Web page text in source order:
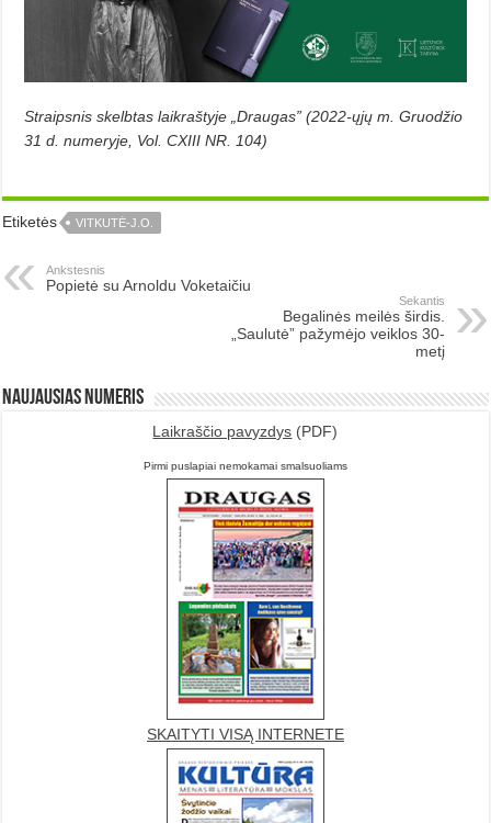
Straipsnis skelbtas laikraštyje „Draugas” (2022-ųjų m. Gruodžio
31 d. numeryje, Vol. CXIII NR. 104)
Etiketės VITKUTĖ-J.O.
Ankstesnis
Popietė su Arnoldu Voketaičiu
Sekantis
Begalinės meilės širdis.
„Saulutė” pažymėjo veiklos 30-
metį
Naujausias numeris
Laikraščio pavyzdys (PDF)
Pirmi puslapiai nemokamai smalsuoliams
SKAITYTI VISĄ INTERNETE